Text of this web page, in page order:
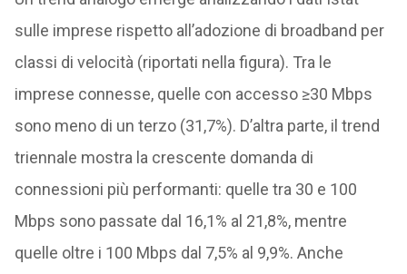
sulle imprese rispetto all’adozione di broadband per
classi di velocità (riportati nella figura). Tra le
imprese connesse, quelle con accesso ≥30 Mbps
sono meno di un terzo (31,7%). D’altra parte, il trend
triennale mostra la crescente domanda di
connessioni più performanti: quelle tra 30 e 100
Mbps sono passate dal 16,1% al 21,8%, mentre
quelle oltre i 100 Mbps dal 7,5% al 9,9%. Anche